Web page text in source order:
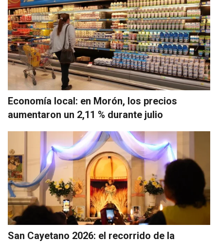
Economía local: en Morón, los precios
aumentaron un 2,11 % durante julio
San Cayetano 2026: el recorrido de la